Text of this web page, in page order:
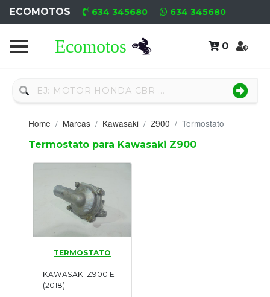
ECOMOTOS 634 345680 634 345680
0
Home
Nuevo
Neumáticos
Campa
Motores
Nuevos
Motores
Usados
Tasaciones
Home Marcas Kawasaki Z900 Termostato
Termostato para Kawasaki Z900
TERMOSTATO
KAWASAKI Z900 E
(2018)